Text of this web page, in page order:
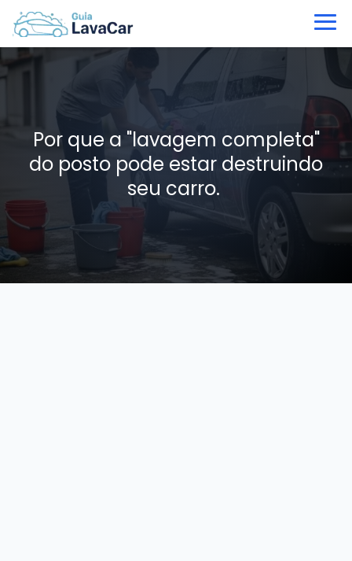
Por que a "lavagem completa"
do posto pode estar destruindo
seu carro.